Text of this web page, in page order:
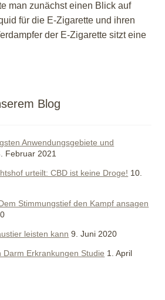
man zunächst einen Blick auf
für die E-Zigarette und ihren
der E-Zigarette sitzt eine
Blog
Anwendungsgebiete und
Februar 2021
urteilt: CBD ist keine Droge! 10.
Stimmungstief den Kampf ansagen
leisten kann 9. Juni 2020
Darm Erkrankungen Studie 1. April